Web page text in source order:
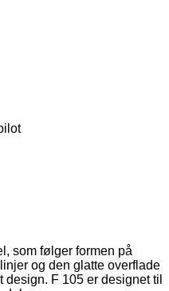
som følger formen på
og den glatte overflade
F 105 er designet til